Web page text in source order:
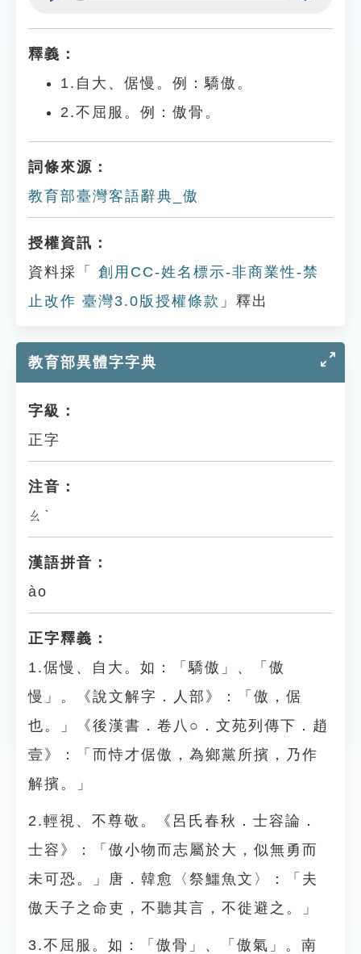
釋義：
1.自大、倨慢。例：驕傲。
2.不屈服。例：傲骨。
詞條來源：
教育部臺灣客語辭典_傲
授權資訊：
資料採「
創用CC-姓名標示-非商業性-禁
止改作 臺灣3.0版授權條款 」釋出
教育部異體字字典
字級：
正字
注音：
ㄠˋ
漢語拼音：
ào
正字釋義：
1.倨慢、自大。如：「驕傲」、「傲
慢」。《說文解字．人部》：「傲，倨
也。」《後漢書．卷八○．文苑列傳下．趙
壹》：「而恃才倨傲，為鄉黨所擯，乃作
解擯。」
2.輕視、不尊敬。《呂氏春秋．士容論．
士容》：「傲小物而志屬於大，似無勇而
未可恐。」唐．韓愈〈祭鱷魚文〉：「夫
傲天子之命吏，不聽其言，不徙避之。」
3.不屈服。如：「傲骨」、「傲氣」。南